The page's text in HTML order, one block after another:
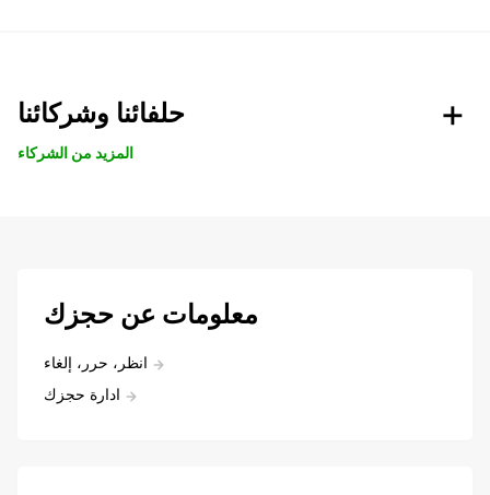
حلفائنا وشركائنا
المزيد من الشركاء
معلومات عن حجزك
انظر، حرر، إلغاء
ادارة حجزك